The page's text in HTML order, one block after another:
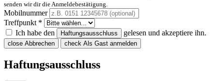
senden wir dir die Anmeldebestätigung.
Mobilnummer
Treffpunkt *
Ich habe den
Haftungsausschluss gelesen und akzeptiere ihn.
close Abbrechen check Als Gast anmelden
Haftungsausschluss